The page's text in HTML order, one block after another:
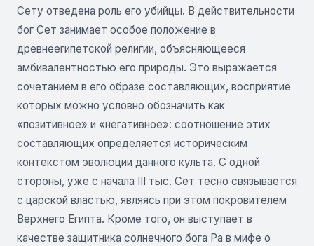
Сету отведена роль его убийцы. В действительности
бог Сет занимает особое положение в
древнеегипетской религии, объясняющееся
амбивалентностью его природы. Это выражается
сочетанием в его образе составляющих, восприятие
которых можно условно обозначить как
«позитивное» и «негативное»: соотношение этих
составляющих определяется историческим
контекстом эволюции данного культа. С одной
стороны, уже с начала III тыс. Сет тесно связывается
с царской властью, являясь при этом покровителем
Верхнего Египта. Кроме того, он выступает в
качестве защитника солнечного бога Ра в мифе о